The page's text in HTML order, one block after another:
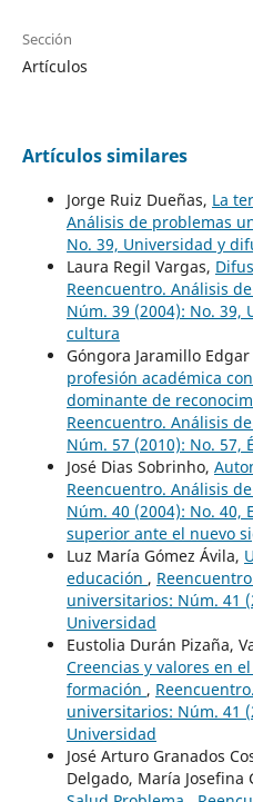
Sección
Artículos
Artículos similares
Jorge Ruiz Dueñas, La
Análisis de problemas
No. 39, Universidad y
Laura Regil Vargas,
Reencuentro. Análisis
Núm. 39 (2004): No.
cultura
Góngora Jaramillo Edgar
profesión académica
dominante de
Reencuentro. Análisis
Núm. 57 (2010): No. 57,
José Dias Sobrinho,
Reencuentro. Análisis
Núm. 40 (2004): No. 40,
superior ante el nuevo
Luz María Gómez Ávila,
educación ,
universitarios: Núm. 41
Universidad
Eustolia Durán Pizaña,
Creencias y valores en
formación ,
universitarios: Núm. 41
Universidad
José Arturo Granados
Delgado, María Josefina